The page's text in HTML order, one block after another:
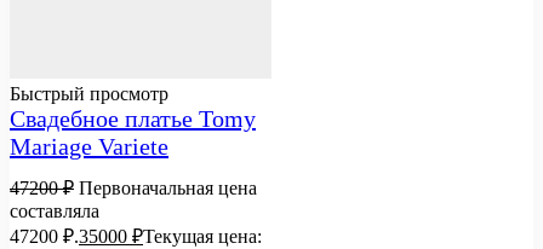
Быстрый просмотр
Свадебное платье Tomy
Mariage Variete
47200₽ Первоначальная цена
составляла
47200 ₽.35000 ₽Текущая цена: